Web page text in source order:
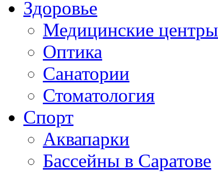
Здоровье
Медицинские центры
Оптика
Санатории
Стоматология
Спорт
Аквапарки
Бассейны в Саратове